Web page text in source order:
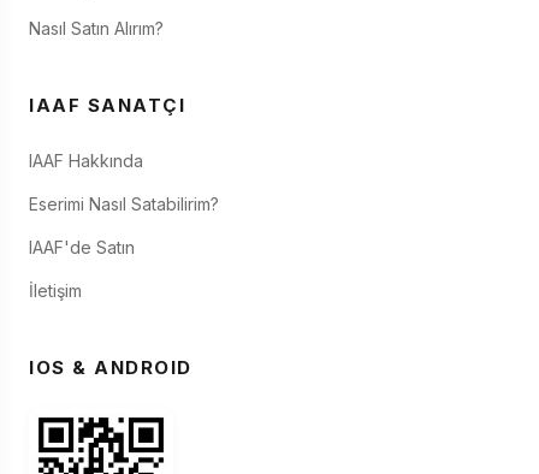
Nasıl Satın Alırım?
IAAF SANATÇI
IAAF Hakkında
Eserimi Nasıl Satabilirim?
IAAF'de Satın
İletişim
IOS & ANDROID